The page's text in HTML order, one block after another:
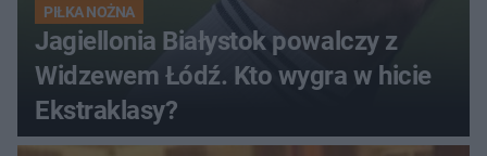
PIŁKA NOŻNA
Jagiellonia Białystok powalczy z
Widzewem Łódź. Kto wygra w hicie
Ekstraklasy?